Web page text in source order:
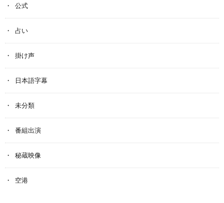
公式
占い
掛け声
日本語字幕
未分類
番組出演
秘蔵映像
空港